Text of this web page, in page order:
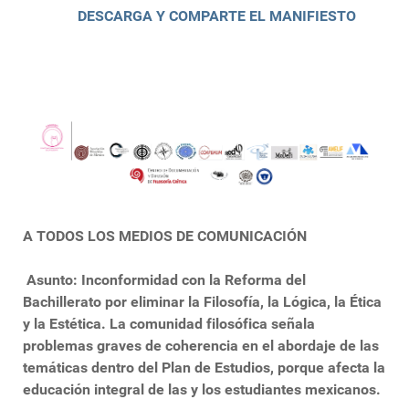
DESCARGA Y COMPARTE EL MANIFIESTO
A TODOS LOS MEDIOS DE COMUNICACIÓN
Asunto: Inconformidad con la Reforma del
Bachillerato por eliminar la Filosofía, la Lógica, la Ética
y la Estética. La comunidad filosófica señala
problemas graves de coherencia en el abordaje de las
temáticas dentro del Plan de Estudios, porque afecta la
educación integral de las y los estudiantes mexicanos.